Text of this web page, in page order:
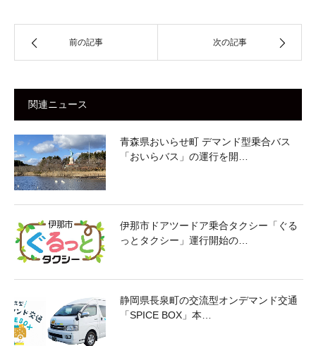
前の記事 次の記事
関連ニュース
青森県おいらせ町 デマンド型乗合バス
「おいらバス」の運行を開…
伊那市ドアツードア乗合タクシー「ぐる
っとタクシー」運行開始の…
静岡県長泉町の交流型オンデマンド交通
「SPICE BOX」本…